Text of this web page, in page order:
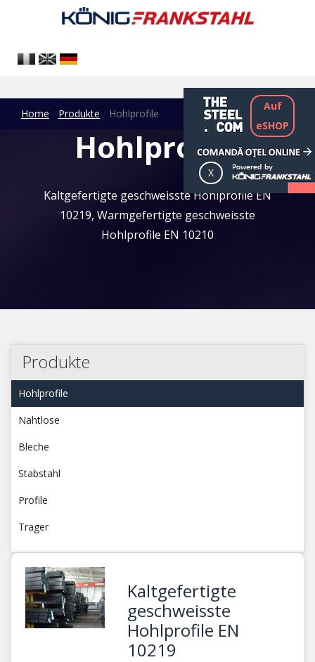
Home / Produkte / Hohlprofile
Hohlprofile
Kaltgefertigte geschweisste Hohlprofile EN
10219, Warmgefertigte geschweisste
Hohlprofile EN 10210
Produkte
Hohlprofile
Nahtlose
Bleche
Stabstahl
Profile
Trager
Kaltgefertigte
geschweisste
Hohlprofile EN
10219
Auf
eSHOP